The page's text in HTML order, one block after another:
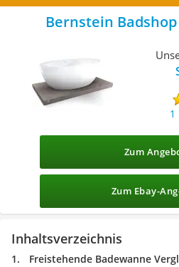
Bernstein
1
Zum
Zum Ebay-
Inhaltsverzeichnis
Freistehende Badewanne